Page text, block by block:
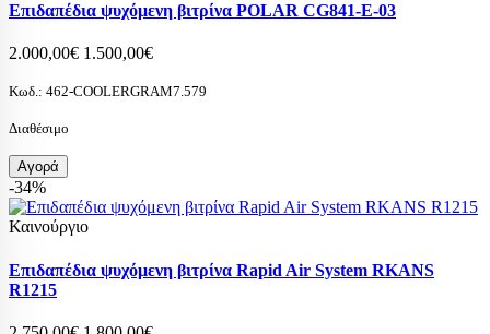
Επιδαπέδια ψυχόμενη βιτρίνα POLAR CG841-E-03
2.000,00€ 1.500,00€
Κωδ.: 462-COOLERGRAM7.579
Διαθέσιμο
Αγορά
-34%
Καινούργιο
Επιδαπέδια ψυχόμενη βιτρίνα Rapid Air System RKANS
R1215